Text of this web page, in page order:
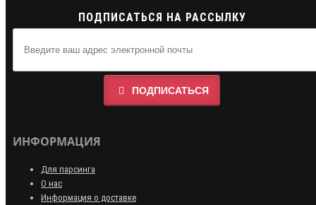
ПОДПИСАТЬСЯ НА РАССЫЛКУ
ПОДПИСАТЬСЯ
ИНФОРМАЦИЯ
Для парсинга
О нас
Информация о доставке